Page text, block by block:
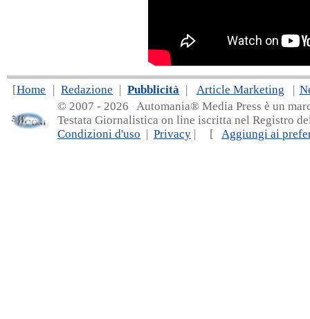
[Home | Redazione | Pubblicità | Article Marketing |
© 2007 - 2026 Automania® Media Press è un
Testata Giornalistica on line iscritta nel Registro
Condizioni d'uso | Privacy | [ Aggiungi ai